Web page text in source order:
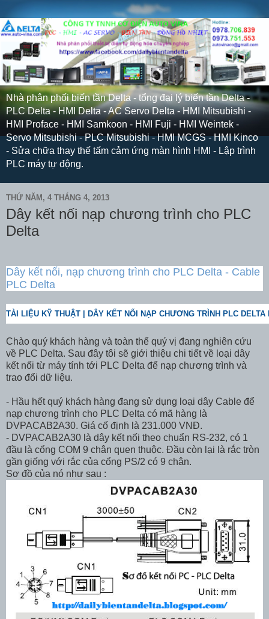
Nhà phân phối biến tần Delta - tổng đại lý biến tần Delta -
PLC Delta - HMI Delta - AC Servo Delta - HMI Mitsubishi -
HMI Proface - HMI Samkoon - HMI Fuji - HMI Weintek -
Servo Mitsubishi - PLC Mitsubishi - HMI MCGS - HMI Kinco
- Sửa chữa thay thế tấm cảm ứng màn hình HMI - Lập trình
PLC máy tự động.
THỨ NĂM, 4 THÁNG 4, 2013
Dây kết nối nạp chương trình cho PLC
Delta
Dây kết nối, nạp chương trình cho PLC Delta - Cable
PLC Delta
TÀI LIỆU KỸ THUẬT | DÂY KẾT NỐI NẠP CHƯƠNG TRÌNH PLC DELTA
Chào quý khách hàng và toàn thể quý vị đang nghiên cứu
về PLC Delta. Sau đây tôi sẽ giới thiệu chi tiết về loại dây
kết nối từ máy tính tới PLC Delta để nạp chương trình và
trao đổi dữ liệu.
- Hầu hết quý khách hàng đang sử dụng loại dây Cable để
nạp chương trình cho PLC Delta có mã hàng là
DVPACAB2A30. Giá cố định là 231.000 VNĐ.
- DVPACAB2A30 là dây kết nối theo chuẩn RS-232, có 1
đầu là cổng COM 9 chân quen thuộc. Đầu còn lại là rắc tròn
gần giống với rắc của cổng PS/2 có 9 chân.
Sơ đồ của nó như sau :